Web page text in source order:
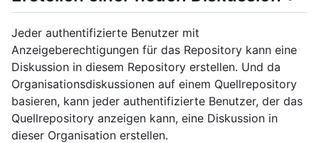
Jeder authentifizierte Benutzer mit
Anzeigeberechtigungen für das Repository kann eine
Diskussion in diesem Repository erstellen. Und da
Organisationsdiskussionen auf einem Quellrepository
basieren, kann jeder authentifizierte Benutzer, der das
Quellrepository anzeigen kann, eine Diskussion in
dieser Organisation erstellen.